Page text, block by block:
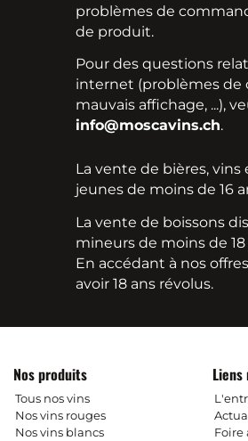
problèmes de
de produit.
Pour des questions
internet (problèmes de
mauvais affichage, ...),
info@moscavins.ch.
La vente de bières, vins
jeunes de moins de 16
La vente de boissons
mineurs de moins de
En accédant à nos
avoir 18 ans révolus.
Nos produits
Tous nos vins
Nos vins rouges
Nos vins blancs
Foire